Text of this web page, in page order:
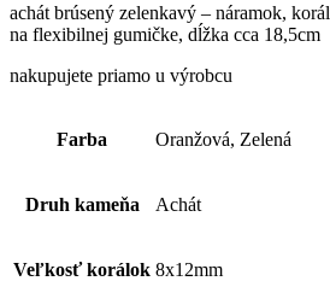
achát brúsený zelenkavý – náramok,
na flexibilnej gumičke, dĺžka cca 18,5cm
nakupujete priamo u výrobcu
Farba Oranžová, Zelená
Druh kameňa Achát
Veľkosť korálok 8x12mm